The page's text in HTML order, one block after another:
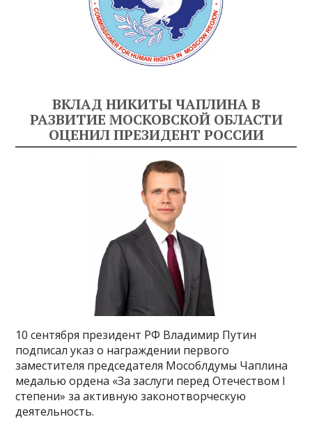
ВКЛАД НИКИТЫ ЧАПЛИНА В
РАЗВИТИЕ МОСКОВСКОЙ ОБЛАСТИ
ОЦЕНИЛ ПРЕЗИДЕНТ РОССИИ
10 сентября президент РФ Владимир Путин
подписал указ о награждении первого
заместителя председателя Мособлдумы Чаплина
медалью ордена «За заслуги перед Отечеством I
степени» за активную законотворческую
деятельность.